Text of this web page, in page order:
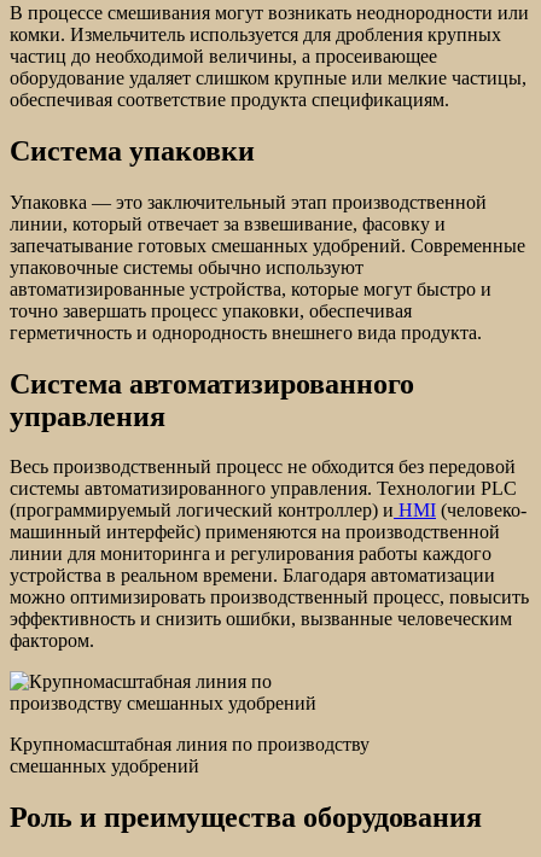
В процессе смешивания могут возникать неоднородности или
комки. Измельчитель используется для дробления крупных
частиц до необходимой величины, а просеивающее
оборудование удаляет слишком крупные или мелкие частицы,
обеспечивая соответствие продукта спецификациям.
Система упаковки
Упаковка — это заключительный этап производственной
линии, который отвечает за взвешивание, фасовку и
запечатывание готовых смешанных удобрений. Современные
упаковочные системы обычно используют
автоматизированные устройства, которые могут быстро и
точно завершать процесс упаковки, обеспечивая
герметичность и однородность внешнего вида продукта.
Система автоматизированного
управления
Весь производственный процесс не обходится без передовой
системы автоматизированного управления. Технологии PLC
(программируемый логический контроллер) и HMI (человеко-
машинный интерфейс) применяются на производственной
линии для мониторинга и регулирования работы каждого
устройства в реальном времени. Благодаря автоматизации
можно оптимизировать производственный процесс, повысить
эффективность и снизить ошибки, вызванные человеческим
фактором.
Крупномасштабная линия по производству
смешанных удобрений
Роль и преимущества оборудования